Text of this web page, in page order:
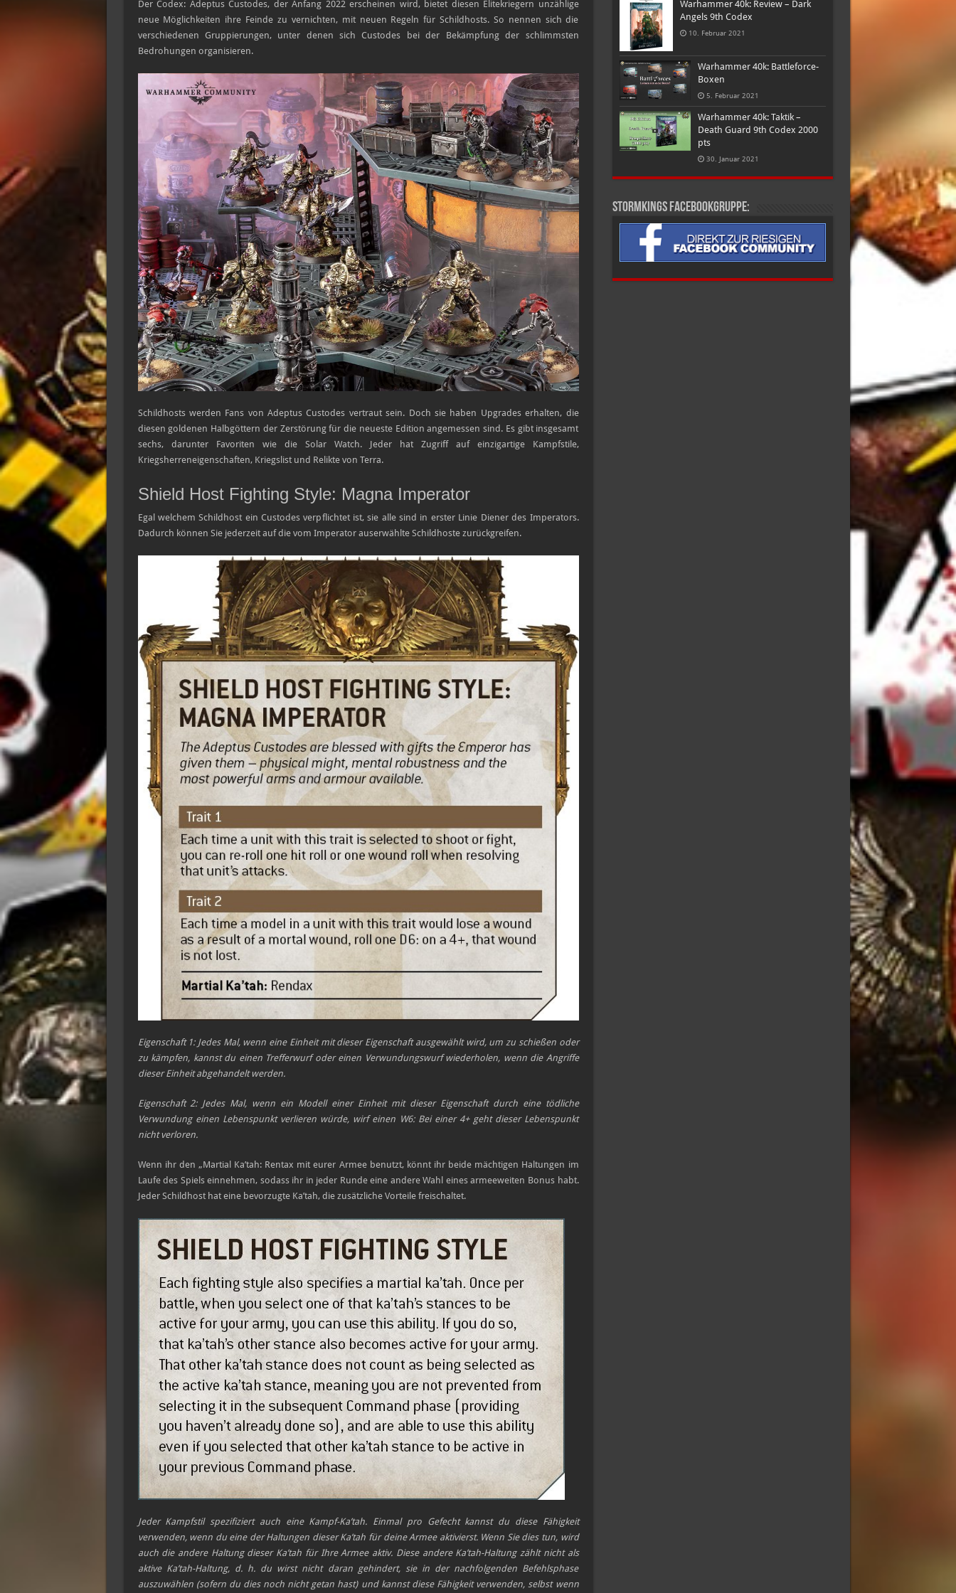
Der Codex: Adeptus Custodes, der Anfang 2022 erscheinen wird, bietet diesen Elitekriegern unzählige
neue Möglichkeiten ihre Feinde zu vernichten, mit neuen Regeln für Schildhosts. So nennen sich die
verschiedenen Gruppierungen, unter denen sich Custodes bei der Bekämpfung der schlimmsten
Bedrohungen organisieren.
Schildhosts werden Fans von Adeptus Custodes vertraut sein. Doch sie haben Upgrades erhalten, die
diesen goldenen Halbgöttern der Zerstörung für die neueste Edition angemessen sind. Es gibt insgesamt
sechs, darunter Favoriten wie die Solar Watch. Jeder hat Zugriff auf einzigartige Kampfstile,
Kriegsherreneigenschaften, Kriegslist und Relikte von Terra.
Shield Host Fighting Style: Magna Imperator
Egal welchem Schildhost ein Custodes verpflichtet ist, sie alle sind in erster Linie Diener des Imperators.
Dadurch können Sie jederzeit auf die vom Imperator auserwählte Schildhoste zurückgreifen.
Eigenschaft 1: Jedes Mal, wenn eine Einheit mit dieser Eigenschaft ausgewählt wird, um zu schießen oder
zu kämpfen, kannst du einen Trefferwurf oder einen Verwundungswurf wiederholen, wenn die Angriffe
dieser Einheit abgehandelt werden.
Eigenschaft 2: Jedes Mal, wenn ein Modell einer Einheit mit dieser Eigenschaft durch eine tödliche
Verwundung einen Lebenspunkt verlieren würde, wirf einen W6: Bei einer 4+ geht dieser Lebenspunkt
nicht verloren.
Wenn ihr den „Martial Ka’tah: Rentax mit eurer Armee benutzt, könnt ihr beide mächtigen Haltungen im
Laufe des Spiels einnehmen, sodass ihr in jeder Runde eine andere Wahl eines armeeweiten Bonus habt.
Jeder Schildhost hat eine bevorzugte Ka’tah, die zusätzliche Vorteile freischaltet.
Jeder Kampfstil spezifiziert auch eine Kampf-Ka’tah. Einmal pro Gefecht kannst du diese Fähigkeit
verwenden, wenn du eine der Haltungen dieser Ka’tah für deine Armee aktivierst. Wenn Sie dies tun, wird
auch die andere Haltung dieser Ka’tah für Ihre Armee aktiv. Diese andere Ka’tah-Haltung zählt nicht als
aktive Ka’tah-Haltung, d. h. du wirst nicht daran gehindert, sie in der nachfolgenden Befehlsphase
auszuwählen (sofern du dies noch nicht getan hast) und kannst diese Fähigkeit verwenden, selbst wenn
Warhammer 40k: Review – Dark
Angels 9th Codex
10. Februar 2021
Warhammer 40k: Battleforce-
Boxen
5. Februar 2021
Warhammer 40k: Taktik –
Death Guard 9th Codex 2000
pts
30. Januar 2021
Stormkings Facebookgruppe: